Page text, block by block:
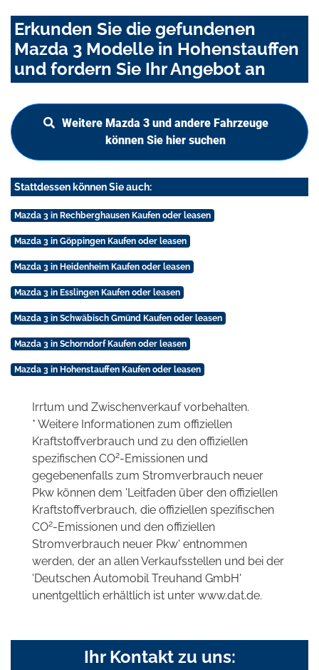
Erkunden Sie die gefundenen
Mazda 3 Modelle in Hohenstauffen
und fordern Sie Ihr Angebot an
Weitere Mazda 3 und andere Fahrzeuge
können Sie hier suchen
Stattdessen können Sie auch:
Mazda 3 in Rechberghausen Kaufen oder leasen
Mazda 3 in Göppingen Kaufen oder leasen
Mazda 3 in Heidenheim Kaufen oder leasen
Mazda 3 in Esslingen Kaufen oder leasen
Mazda 3 in Schwäbisch Gmünd Kaufen oder leasen
Mazda 3 in Schorndorf Kaufen oder leasen
Mazda 3 in Hohenstauffen Kaufen oder leasen
Irrtum und Zwischenverkauf vorbehalten.
* Weitere Informationen zum offiziellen
Kraftstoffverbrauch und zu den offiziellen
spezifischen CO2-Emissionen und
gegebenenfalls zum Stromverbrauch neuer
Pkw können dem 'Leitfaden über den offiziellen
Kraftstoffverbrauch, die offiziellen spezifischen
CO2-Emissionen und den offiziellen
Stromverbrauch neuer Pkw' entnommen
werden, der an allen Verkaufsstellen und bei der
'Deutschen Automobil Treuhand GmbH'
unentgeltlich erhältlich ist unter www.dat.de.
Ihr Kontakt zu uns: